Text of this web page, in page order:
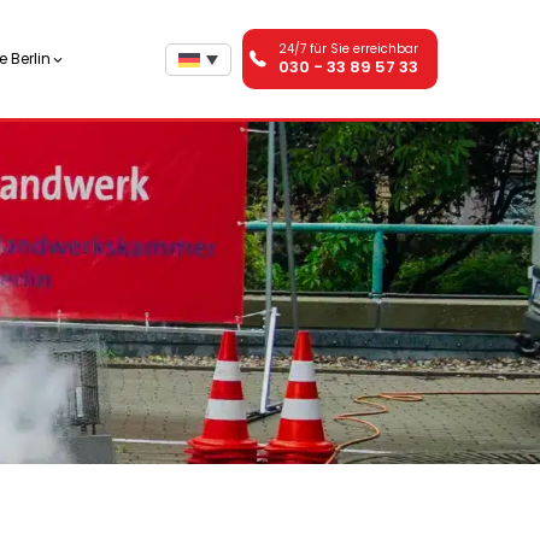
Berlin 24/7 für Sie erreichbar
030 - 33 89 57 33